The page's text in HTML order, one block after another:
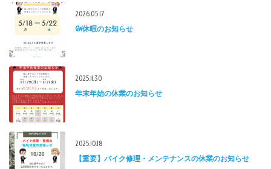
2026.05.17
GW休暇のお知らせ
2025.11.30
年末年始の休業のお知らせ
2025.10.18
【重要】バイク修理・メンテナンスの休業のお知らせ